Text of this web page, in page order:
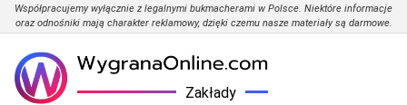
Współpracujemy wyłącznie z legalnymi bukmacherami w Polsce. Niektóre informacje
oraz odnośniki mają charakter reklamowy, dzięki czemu nasze materiały są darmowe.
Zakłady